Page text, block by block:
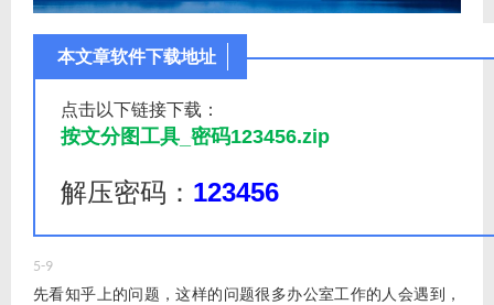
本文章软件下载地址
点击以下链接下载：
按文分图工具_密码123456.zip
解压密码： 123456
5-9
先看知乎上的问题，这样的问题很多办公室工作的人会遇到，